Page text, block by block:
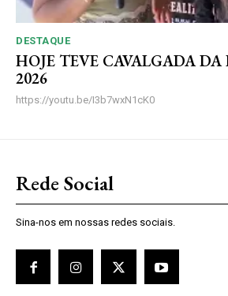
DESTAQUE
HOJE TEVE CAVALGADA DA
2026
https://youtu.be/I3b7wxN1cK0
Rede Social
Sina-nos em nossas redes sociais.